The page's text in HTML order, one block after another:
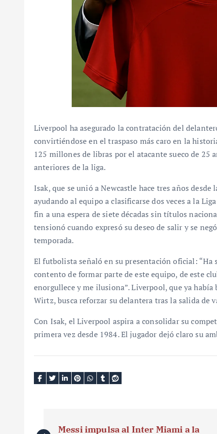
Liverpool ha asegurado la contratación del
convirtiéndose en el traspaso más caro en la
125 millones de libras por el atacante sueco de 25
anteriores de la liga.
Isak, que se unió a Newcastle hace tres años
ayudando al equipo a clasificarse dos veces a la
fin a una espera de siete décadas sin títulos
tensionó cuando expresó su deseo de salir y se
temporada.
El futbolista señaló en su presentación oficial:
contento de formar parte de este equipo, de este
enorgullece y me ilusiona”. Liverpool, que ya
Wirtz, busca reforzar su delantera tras la salida de
Con Isak, el Liverpool aspira a consolidar su
primera vez desde 1984. El jugador dejó claro su
Messi impulsa al Inter Miami a la